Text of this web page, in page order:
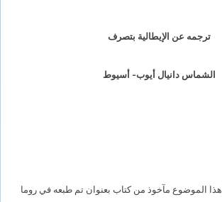
ترجمه عن الإيطالية بتصرف
الشماس دانيال أيوب- أسيوط
هذا الموضوع مآخوذ من كتاب بعنوان تم طبعه في روما